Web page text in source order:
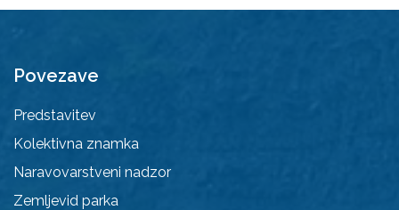
Povezave
Predstavitev
Kolektivna znamka
Naravovarstveni nadzor
Zemljevid parka